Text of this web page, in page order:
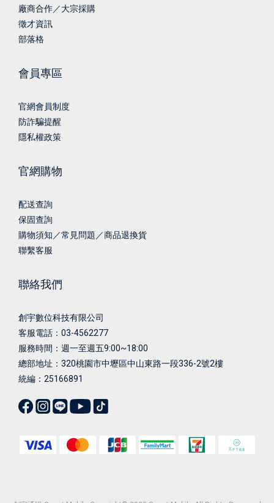
廠商合作／大宗採購
徵才資訊
部落格
會員專區
官網會員制度
防詐騙提醒
隱私權政策
官網購物
配送查詢
保固查詢
購物須知／常見問題／商品退換貨
聯繫客服
聯絡我們
創宇數位科技有限公司
客服電話：03-4562277
服務時間：週一至週五9:00~18:00
總部地址： 320桃園市中壢區中山東路一段336-2號2樓
統編：25166891